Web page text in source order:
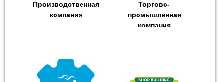
Производственная
компания
Торгово-
промышленная
компания